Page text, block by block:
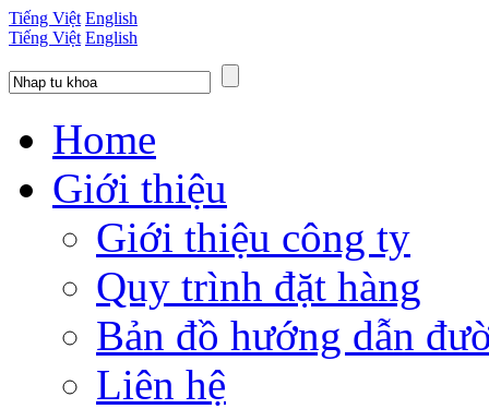
Tiếng Việt English
Tiếng Việt English
Home
Giới thiệu
Giới thiệu công ty
Quy trình đặt hàng
Bản đồ hướng dẫn
Liên hệ